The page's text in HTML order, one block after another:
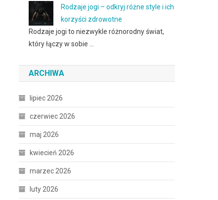
Rodzaje jogi – odkryj różne style i ich
korzyści zdrowotne
Rodzaje jogi to niezwykle różnorodny świat,
który łączy w sobie …
ARCHIWA
lipiec 2026
czerwiec 2026
maj 2026
kwiecień 2026
marzec 2026
luty 2026